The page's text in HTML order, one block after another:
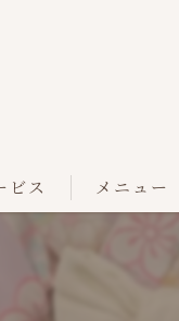
ビス メニュー